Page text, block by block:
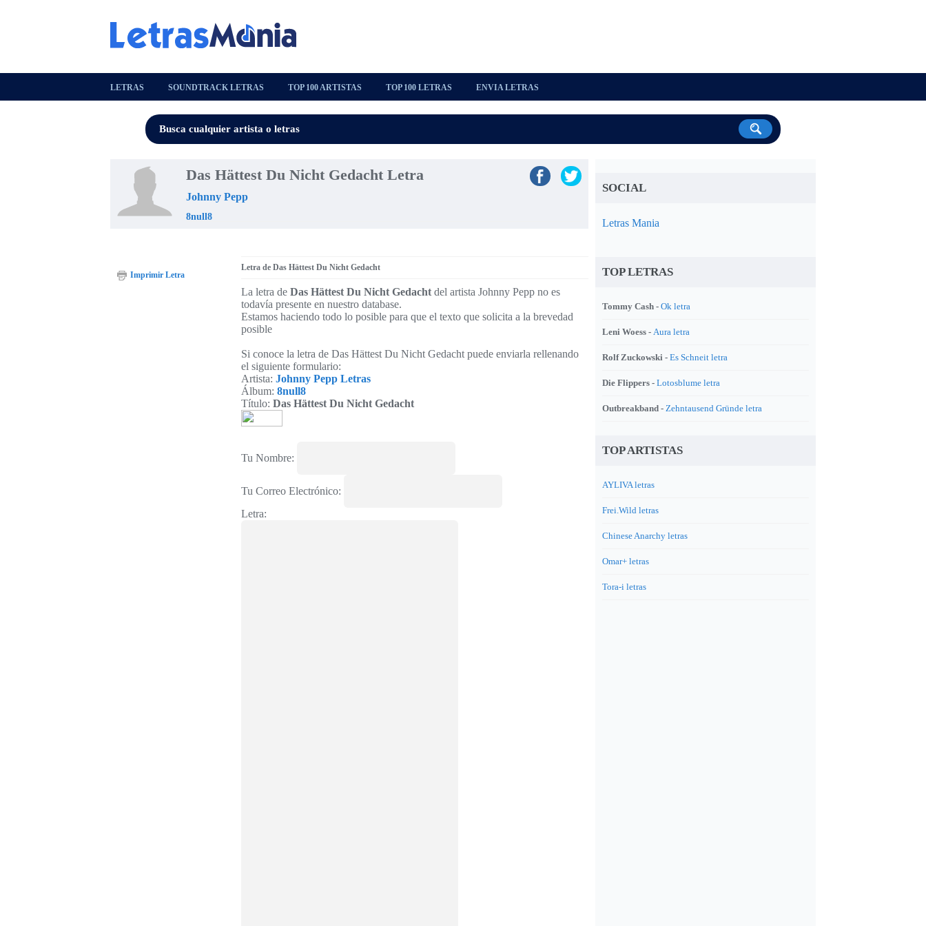
LETRAS SOUNDTRACK LETRAS TOP 100 ARTISTAS TOP 100 LETRAS ENVIA LETRAS
Das Hättest Du Nicht Gedacht Letra
Johnny Pepp
8null8
Letra de Das Hättest Du Nicht Gedacht
La letra de Das Hättest Du Nicht Gedacht del artista Johnny Pepp no es
todavía presente en nuestro database.
Estamos haciendo todo lo posible para que el texto que solicita a la brevedad
posible
Si conoce la letra de Das Hättest Du Nicht Gedacht puede enviarla rellenando
el siguiente formulario:
Artista: Johnny Pepp Letras
Álbum: 8null8
Título: Das Hättest Du Nicht Gedacht
Tu Nombre:
Tu Correo Electrónico:
Letra:
Imprimir Letra
SOCIAL
Letras Mania
TOP LETRAS
Tommy Cash - Ok letra
Leni Woess - Aura letra
Rolf Zuckowski - Es Schneit letra
Die Flippers - Lotosblume letra
Outbreakband - Zehntausend Gründe letra
TOP ARTISTAS
AYLIVA letras
Frei.Wild letras
Chinese Anarchy letras
Omar+ letras
Tora-i letras